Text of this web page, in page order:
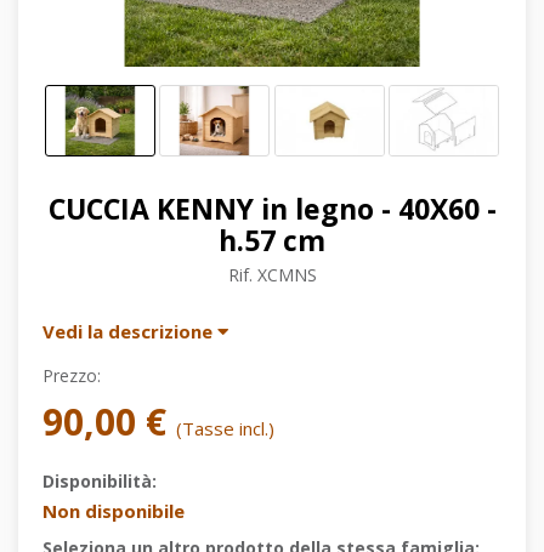
CUCCIA KENNY in legno - 40X60 -
h.57 cm
Rif. XCMNS
Vedi la descrizione
Prezzo:
90,00 € (Tasse incl.)
Disponibilità:
Non disponibile